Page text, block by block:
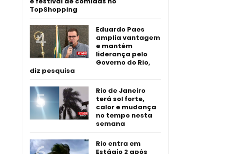
TopShopping
Eduardo Paes
amplia vantagem
e mantém
liderança pelo
Governo do Rio,
diz pesquisa
Rio de Janeiro
terá sol forte,
calor e mudança
no tempo nesta
semana
Rio entra em
Estágio 2 após